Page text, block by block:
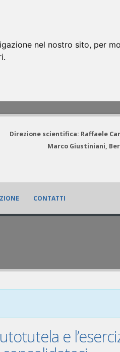
nel nostro sito, per
Direzione scientifica: Raffaele
Marco Giustiniani,
CONTATTI
e